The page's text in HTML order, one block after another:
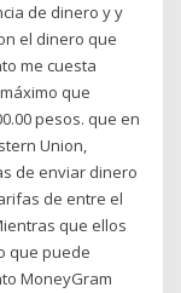
de dinero y y
el dinero que
me cuesta
que
pesos. que en
Union,
de enviar dinero
de entre el
que ellos
que puede
MoneyGram